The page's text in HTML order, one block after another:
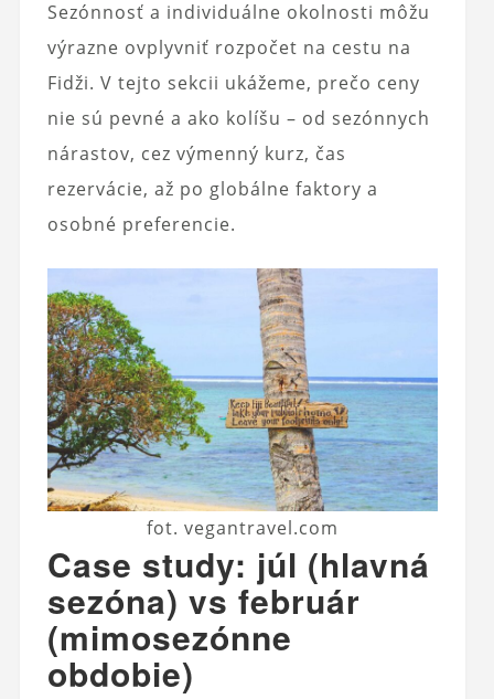
Sezónnosť a individuálne okolnosti môžu
výrazne ovplyvniť rozpočet na cestu na
Fidži. V tejto sekcii ukážeme, prečo ceny
nie sú pevné a ako kolíšu – od sezónnych
nárastov, cez výmenný kurz, čas
rezervácie, až po globálne faktory a
osobné preferencie.
fot. vegantravel.com
Case study: júl (hlavná
sezóna) vs február
(mimosezónne
obdobie)